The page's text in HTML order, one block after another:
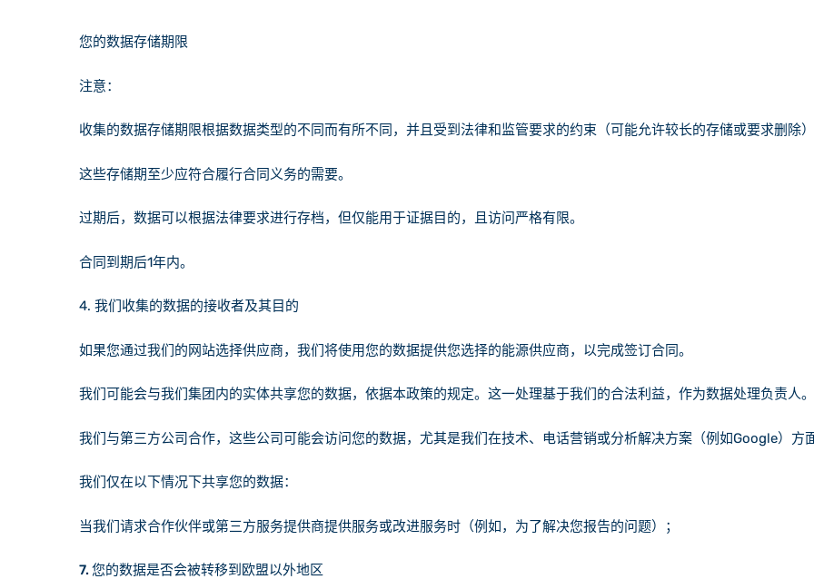
您的数据存储期限
注意：
收集的数据存储期限根据数据类型的不同而有所不同，并且受到法律和监管要求的约束（可能允许较长的存储或要求删除）
这些存储期至少应符合履行合同义务的需要。
过期后，数据可以根据法律要求进行存档，但仅能用于证据目的，且访问严格有限。
合同到期后1年内。
4. 我们收集的数据的接收者及其目的
如果您通过我们的网站选择供应商，我们将使用您的数据提供您选择的能源供应商，以完成签订合同。
我们可能会与我们集团内的实体共享您的数据，依据本政策的规定。这一处理基于我们的合法利益，作为数据处理负责人。
我们与第三方公司合作，这些公司可能会访问您的数据，尤其是我们在技术、电话营销或分析解决方案（例如Google）方
我们仅在以下情况下共享您的数据：
当我们请求合作伙伴或第三方服务提供商提供服务或改进服务时（例如，为了解决您报告的问题）；
7. 您的数据是否会被转移到欧盟以外地区